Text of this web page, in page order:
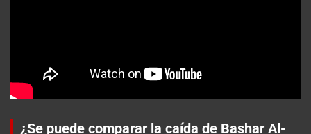
¿Se puede comparar la caída de Bashar Al-